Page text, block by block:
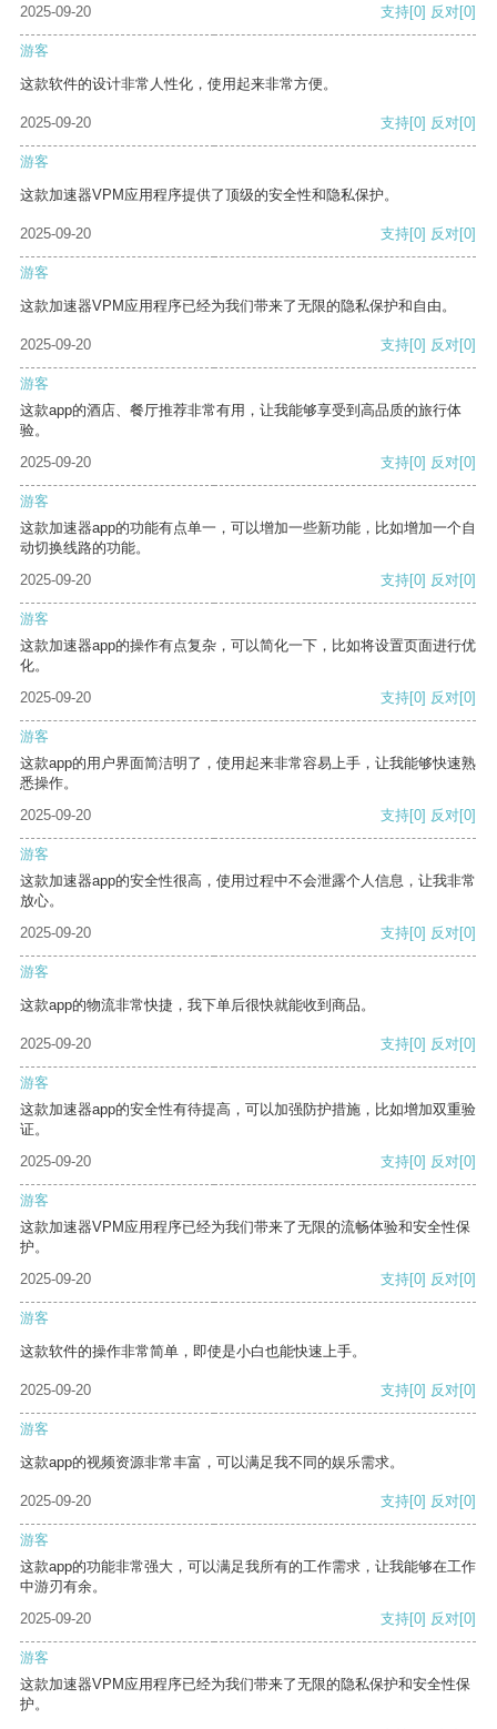
2025-09-20 支持[0] 反对[0]
游客
这款软件的设计非常人性化，使用起来非常方便。
2025-09-20 支持[0] 反对[0]
游客
这款加速器VPM应用程序提供了顶级的安全性和隐私保护。
2025-09-20 支持[0] 反对[0]
游客
这款加速器VPM应用程序已经为我们带来了无限的隐私保护和自由。
2025-09-20 支持[0] 反对[0]
游客
这款app的酒店、餐厅推荐非常有用，让我能够享受到高品质的旅行体
验。
2025-09-20
支持[0] 反对[0]
游客
这款加速器app的功能有点单一，可以增加一些新功能，比如增加一个自
动切换线路的功能。
2025-09-20
支持[0] 反对[0]
游客
这款加速器app的操作有点复杂，可以简化一下，比如将设置页面进行优
化。
2025-09-20
支持[0] 反对[0]
游客
这款app的用户界面简洁明了，使用起来非常容易上手，让我能够快速熟
悉操作。
2025-09-20
支持[0] 反对[0]
游客
这款加速器app的安全性很高，使用过程中不会泄露个人信息，让我非常
放心。
2025-09-20
支持[0] 反对[0]
游客
这款app的物流非常快捷，我下单后很快就能收到商品。
2025-09-20 支持[0] 反对[0]
游客
这款加速器app的安全性有待提高，可以加强防护措施，比如增加双重验
证。
2025-09-20
支持[0] 反对[0]
游客
这款加速器VPM应用程序已经为我们带来了无限的流畅体验和安全性保
护。
2025-09-20
支持[0] 反对[0]
游客
这款软件的操作非常简单，即使是小白也能快速上手。
2025-09-20 支持[0] 反对[0]
游客
这款app的视频资源非常丰富，可以满足我不同的娱乐需求。
2025-09-20 支持[0] 反对[0]
游客
这款app的功能非常强大，可以满足我所有的工作需求，让我能够在工作
中游刃有余。
2025-09-20
支持[0] 反对[0]
游客
这款加速器VPM应用程序已经为我们带来了无限的隐私保护和安全性保
护。